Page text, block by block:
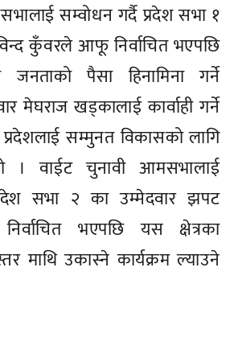
सम्वोधन गर्दै प्रदेश सभा १
कुँवरले आफू निर्वाचित भएपछि
जनताको पैसा हिनामिना गर्ने
मेघराज खड्कालाई कार्वाही गर्ने
सम्मुनत विकासको लागि
। वाईट चुनावी आमसभालाई
सभा २ का उम्मेदवार झपट
भएपछि यस क्षेत्रका
माथि उकास्ने कार्यक्रम ल्याउने